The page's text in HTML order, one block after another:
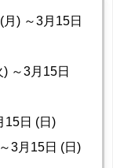
) ～3月15日
～3月15日
15日 (日)
3月15日 (日)